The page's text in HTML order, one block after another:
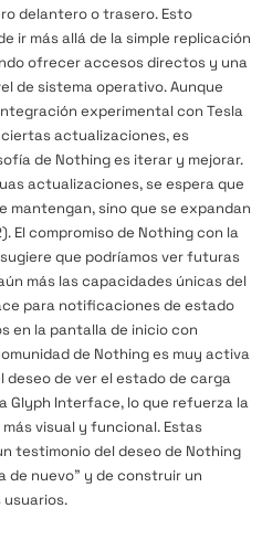
delantero o trasero. Esto
ir más allá de la simple replicación
ofrecer accesos directos y una
de sistema operativo. Aunque
experimental con Tesla
ciertas actualizaciones, es
de Nothing es iterar y mejorar.
actualizaciones, se espera que
mantengan, sino que se expandan
El compromiso de Nothing con la
que podríamos ver futuras
más las capacidades únicas del
para notificaciones de estado
en la pantalla de inicio con
de Nothing es muy activa
deseo de ver el estado de carga
Glyph Interface, lo que refuerza la
visual y funcional. Estas
testimonio del deseo de Nothing
de nuevo" y de construir un